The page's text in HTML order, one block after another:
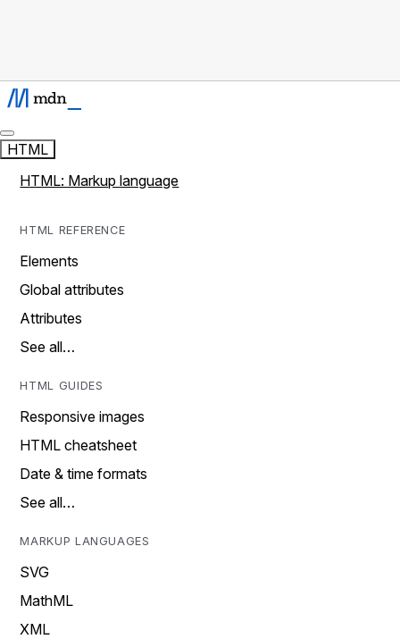
HTML
HTML: Markup language
HTML REFERENCE
Elements
Global attributes
Attributes
See all…
HTML GUIDES
Responsive images
HTML cheatsheet
Date & time formats
See all…
MARKUP LANGUAGES
SVG
MathML
XML